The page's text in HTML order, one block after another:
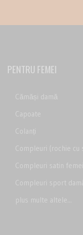
PENTRU FEMEI
Cămăși damă
Capoate
Colanți
Compleuri (rochie cu
Compleuri satin femei
Compleuri sport
plus multe altele...